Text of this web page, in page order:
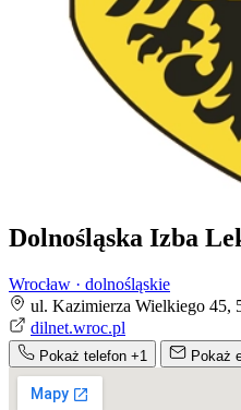
Dolnośląska Izba
Wrocław · dolnośląskie
ul. Kazimierza Wielkiego 45,
dilnet.wroc.pl
Pokaż telefon +1 Pokaż